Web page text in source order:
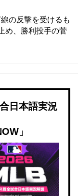
の反撃を受けるも
め、勝利投手の菅
日本語実況
」